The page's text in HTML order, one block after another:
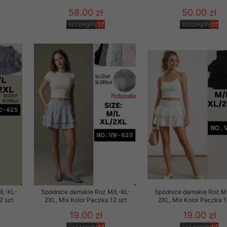
58.00 zł
szczegóły
50.00 zł
szczegóły
XL-
szt
Spódnice damskie Roz M/L-XL-
2XL, Mix Kolor Paczka 12 szt
19.00 zł
Spódnice damskie Roz
2XL, Mix Kolor Paczka
19.00 zł
29 sierpnia 1997 r. o
przechowujemy na
jedynie uprawnieni
danych w celu
osobom trzecim,
na podstawie
komputerze Klienta
naszej oferty do
internetowej
tych plików
na komputerze